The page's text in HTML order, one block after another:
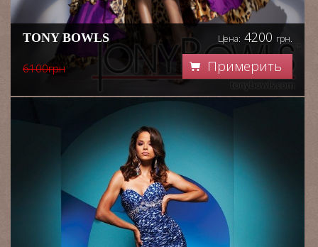
TONY BOWLS
6100грн
Цена: 4200 грн.
Примерить